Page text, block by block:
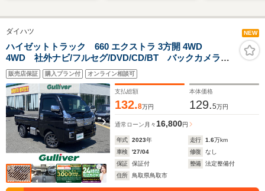
滑り防止 フロアマッ
ト ドアバイザー
EVMODE パワース
テアリング パワーウ
ィンドウ
トキー スペアキー
ーンアシスト
カメラ ETC
クレザーシ
シートヒータ
フロアマット
ダイハツ NEW
ハイゼットトラック 660 エクストラ 3方開 4WD
4WD 社外ナビ/フルセグ/DVD/CD/BT バックカメラ
ETC スマートアシスト LEDライト メッキグリル
4WD切替スイッチ 社外14インチAW プッシュスター
ト メッキパーツ LED作業灯
販売店保証 購入プラン付 オンライン相談可
支払総額
132.8万円
本体価格
129.5万円
通常ローン 月々 16,800円
年式 2023年 走行 1.6万km
車検
'27/04 修復
なし
保証
保証付 整備
法定整備付
住所
鳥取県鳥取市